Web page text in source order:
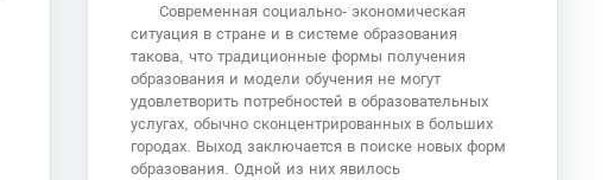
Современная социально- экономическая
ситуация в стране и в системе образования
такова, что традиционные формы получения
образования и модели обучения не могут
удовлетворить потребностей в образовательных
услугах, обычно сконцентрированных в больших
городах. Выход заключается в поиске новых форм
образования. Одной из них явилось